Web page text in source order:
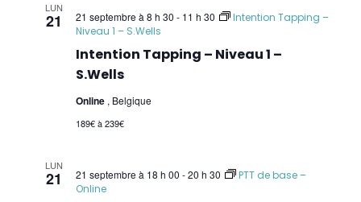
LUN
21
Intention Tapping – Niveau 1 –
S.Wells
21 septembre à 8 h 30 - 11 h 30
Intention Tapping –
Niveau 1 – S.Wells
Online , Belgique
189€ à 239€
LUN
21 21 septembre à 18 h 00 -20 h 30
PTT de base –
Online